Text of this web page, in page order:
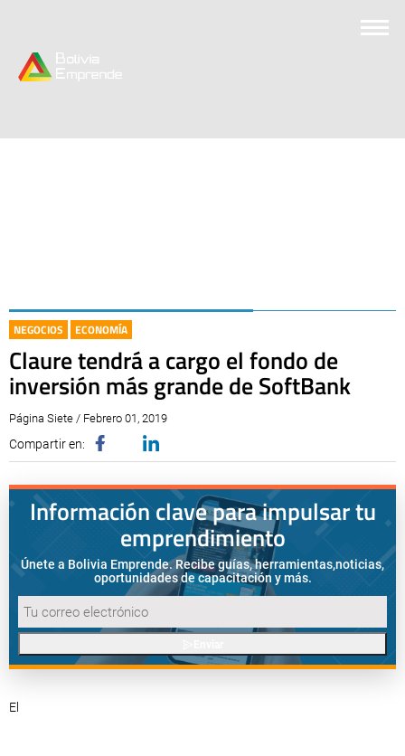
NEGOCIOS ECONOMÍA
Claure tendrá a cargo el fondo de
inversión más grande de SoftBank
Página Siete / Febrero 01, 2019
Compartir en:
Información clave para impulsar tu
emprendimiento
Únete a Bolivia Emprende. Recibe guías, herramientas,noticias,
oportunidades de capacitación y más.
El